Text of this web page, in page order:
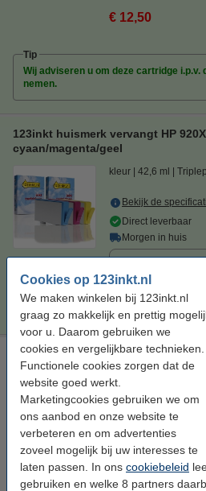
Cookies op 123inkt.nl
We maken winkelen bij 123inkt.nl
graag zo makkelijk en prettig
voor u. Daarom gebruiken we
cookies en vergelijkbare technieken.
Functionele cookies zorgen dat de
website goed werkt.
Marketingcookies gebruiken we om
ons aanbod en onze website te
verbeteren en om advertenties
zoveel mogelijk bij uw interesses te
laten passen. In ons cookiebeleid
gebruiken en welke 8 partners
€ 12,50
Tip
Wij adviseren u om deze cartridge i.p.v.
nemen.
123inkt huismerk vervangt HP
cyaan/magenta/geel
kleur 42,6 ml
Bekijk de
Direct leverbaar
Morgen in huis
Prijs per ml €
€ 36,50
123inkt huismerk vervangt HP
reinigingscartridge cyaan hoge
Bekijk de
Direct leverbaar
Morgen in huis
€ 5,00